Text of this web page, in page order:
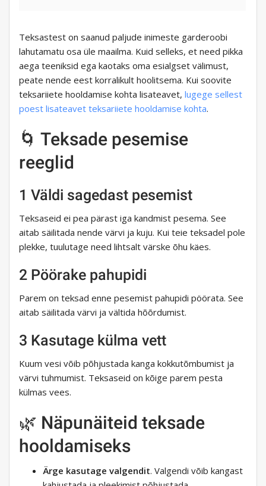
Teksastest on saanud paljude inimeste garderoobi
lahutamatu osa üle maailma. Kuid selleks, et need pikka
aega teeniksid ega kaotaks oma esialgset välimust,
peate nende eest korralikult hoolitsema. Kui soovite
teksariiete hooldamise kohta lisateavet, lugege sellest
poest lisateavet teksariiete hooldamise kohta.
🌀 Teksade pesemise
reeglid
1 Väldi sagedast pesemist
Teksaseid ei pea pärast iga kandmist pesema. See
aitab säilitada nende värvi ja kuju. Kui teie teksadel pole
plekke, tuulutage need lihtsalt värske õhu käes.
2 Pöörake pahupidi
Parem on teksad enne pesemist pahupidi pöörata. See
aitab säilitada värvi ja vältida hõõrdumist.
3 Kasutage külma vett
Kuum vesi võib põhjustada kanga kokkutõmbumist ja
värvi tuhmumist. Teksaseid on kõige parem pesta
külmas vees.
🌿 Näpunäiteid teksade
hooldamiseks
Ärge kasutage valgendit. Valgendi võib kangast